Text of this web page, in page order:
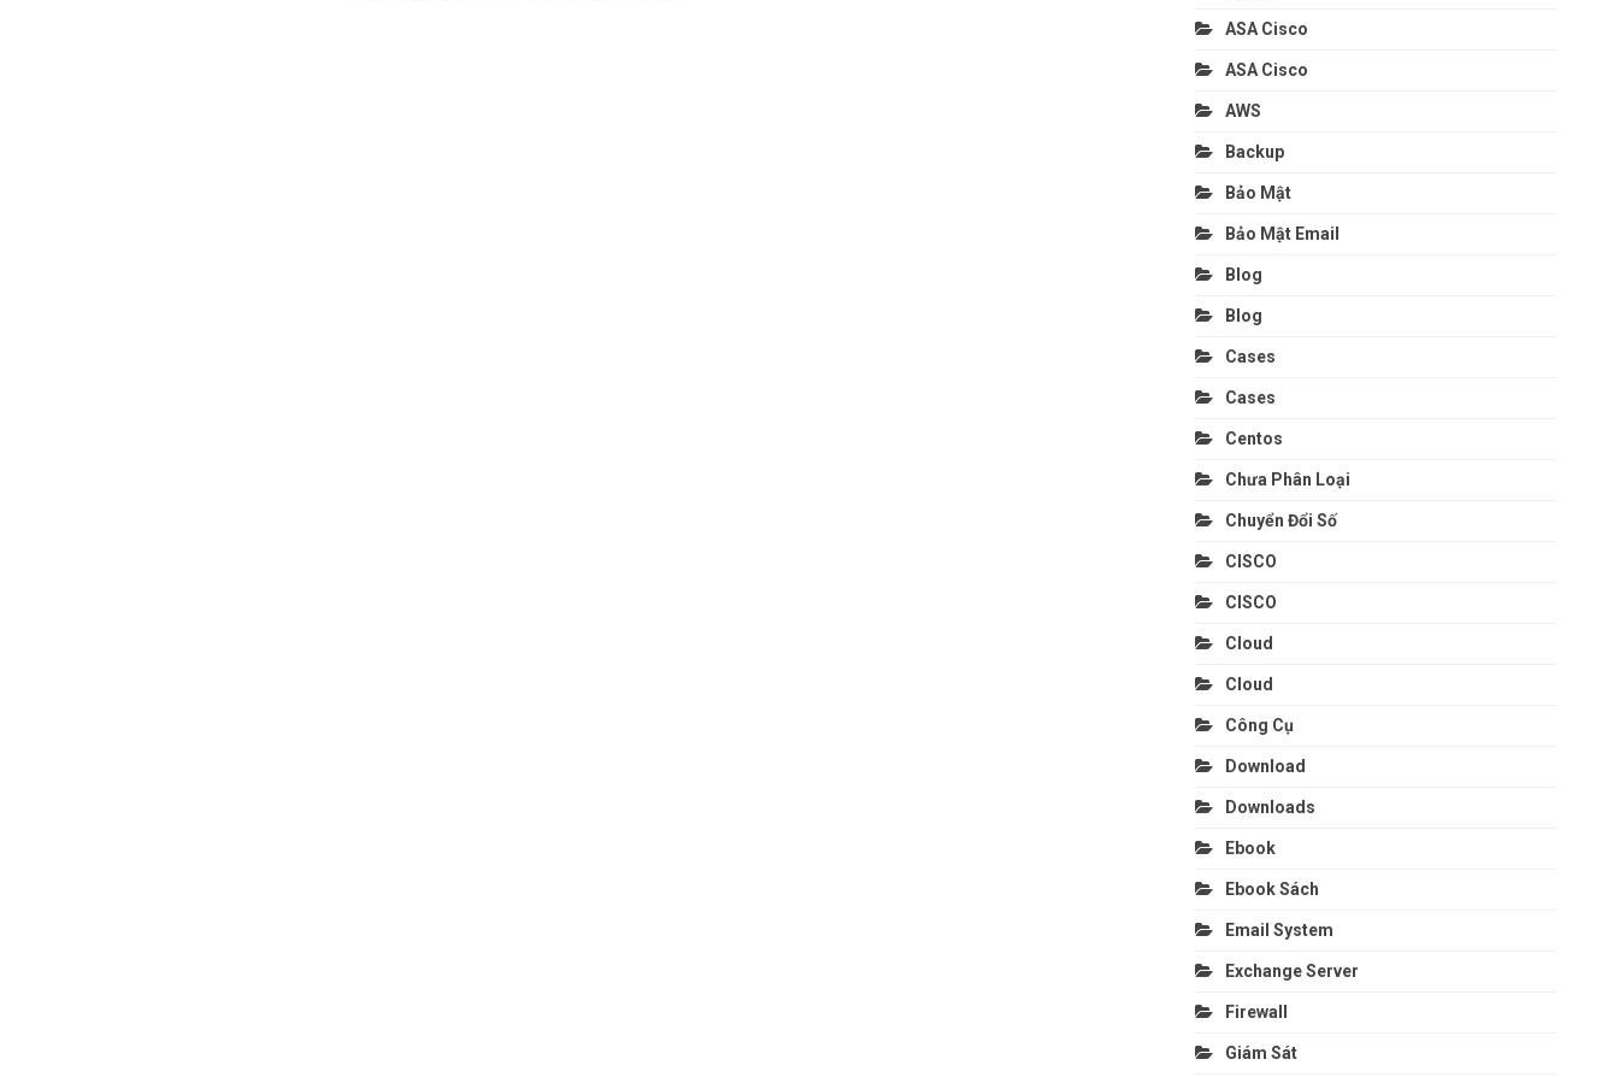
ASA Cisco
ASA Cisco
AWS
Backup
Bảo Mật
Bảo Mật Email
Blog
Blog
Cases
Cases
Centos
Chưa Phân Loại
Chuyển Đổi Số
CISCO
CISCO
Cloud
Cloud
Công Cụ
Download
Downloads
Ebook
Ebook Sách
Email System
Exchange Server
Firewall
Giám Sát